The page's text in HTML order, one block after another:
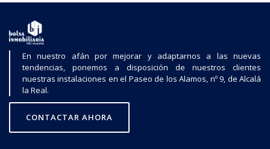
En nuestro afán por mejorar y adaptarnos a las nuevas
tendencias, ponemos a disposición de nuestros clientes
nuestras instalaciones en el Paseo de los Alamos, nº 9, de Alcalá
la Real.
CONTACTAR AHORA